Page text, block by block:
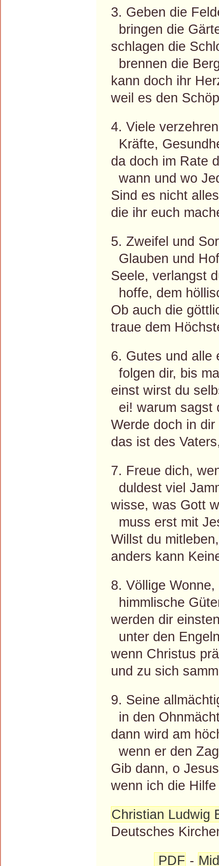
3. Geben die
bringen die
schlagen die
brennen die
kann doch ihr
weil es den
4. Viele
Kräfte,
da doch im Rate
wann und wo
Sind es nicht
die ihr euch
5. Zweifel und
Glauben und
Seele, verlangst
hoffe, dem
Ob auch die
traue dem
6. Gutes und alle
folgen dir, bis
einst wirst du
ei! warum sagst
Werde doch in
das ist des
7. Freue dich,
duldest viel
wisse, was Gott
muss erst mit
Willst du
anders kann
8. Völlige
himmlische
werden dir
unter den
wenn Christus
und zu sich
9. Seine
in den
dann wird am
wenn er den
Gib dann, o
wenn ich die
Christian Ludwig
Deutsches
PDF -